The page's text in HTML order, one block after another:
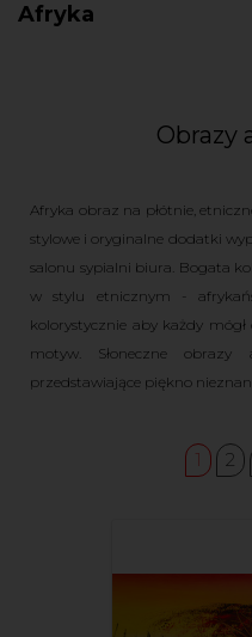
Afryka
Obrazy
Afryka obraz na płótnie,
stylowe i oryginalne dodatki
salonu sypialni biura. Bogata
w stylu etnicznym -
kolorystycznie aby każdy
motyw. Słoneczne obrazy
przedstawiające piękno
1 2